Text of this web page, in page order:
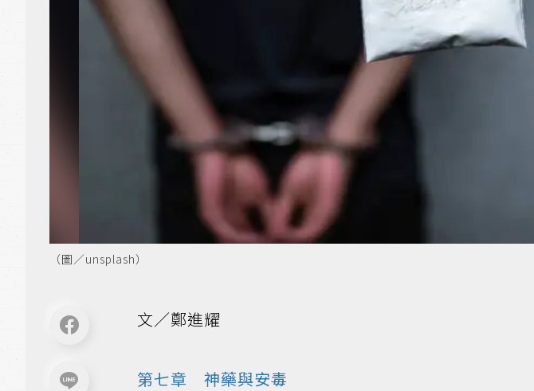
（圖／unsplash）
文／鄭進耀
第七章 神藥與安毒